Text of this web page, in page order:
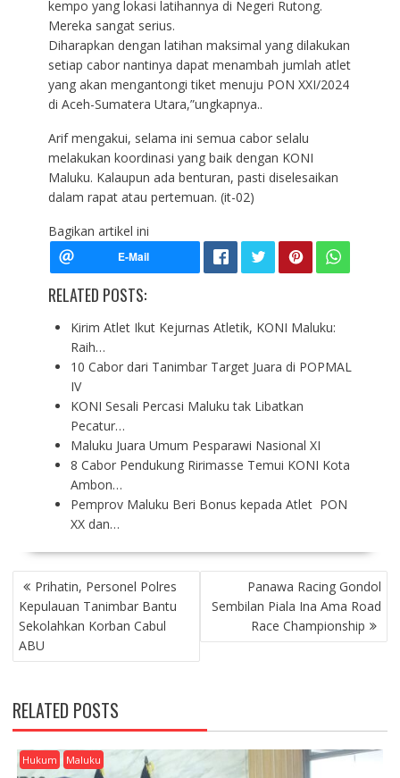
kempo yang lokasi latihannya di Negeri Rutong.
Mereka sangat serius.
Diharapkan dengan latihan maksimal yang dilakukan
setiap cabor nantinya dapat menambah jumlah atlet
yang akan mengantongi tiket menuju PON XXI/2024
di Aceh-Sumatera Utara,”ungkapnya..
Arif mengakui, selama ini semua cabor selalu
melakukan koordinasi yang baik dengan KONI
Maluku. Kalaupun ada benturan, pasti diselesaikan
dalam rapat atau pertemuan. (it-02)
Bagikan artikel ini
RELATED POSTS:
Kirim Atlet Ikut Kejurnas Atletik, KONI Maluku:
Raih…
10 Cabor dari Tanimbar Target Juara di POPMAL
IV
KONI Sesali Percasi Maluku tak Libatkan
Pecatur…
Maluku Juara Umum Pesparawi Nasional XI
8 Cabor Pendukung Ririmasse Temui KONI Kota
Ambon…
Pemprov Maluku Beri Bonus kepada Atlet PON
XX dan…
P
O
S
T
N
V
I
G
A
Prihatin, Personel Polres
Kepulauan Tanimbar Bantu
Sekolahkan Korban Cabul
ABU
Panawa Racing Gondol
Sembilan Piala Ina Ama Road
Race Championship
RELATED POSTS
Hukum Maluku